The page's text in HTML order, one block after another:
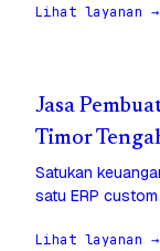
Lihat layanan →
Jasa
Timor
Satukan
satu ERP
Lihat layanan →